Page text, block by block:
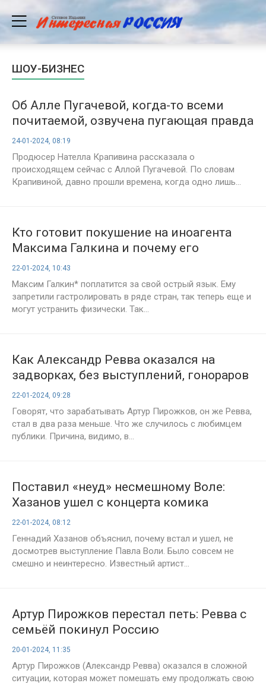
ШОУ-БИЗНЕС
Об Алле Пугачевой, когда-то всеми
почитаемой, озвучена пугающая правда
24-01-2024, 08:19
Продюсер Нателла Крапивина рассказала о
происходящем сейчас с Аллой Пугачевой. По словам
Крапивиной, давно прошли времена, когда одно лишь...
Кто готовит покушение на иноагента
Максима Галкина и почему его
похоронят в Америке
22-01-2024, 10:43
Максим Галкин* поплатится за свой острый язык. Ему
запретили гастролировать в ряде стран, так теперь еще и
могут устранить физически. Так...
Как Александр Ревва оказался на
задворках, без выступлений, гонораров
и миллионной российской аудитории
22-01-2024, 09:28
Говорят, что зарабатывать Артур Пирожков, он же Ревва,
стал в два раза меньше. Что же случилось с любимцем
публики. Причина, видимо, в...
Поставил «неуд» несмешному Воле:
Хазанов ушел с концерта комика
22-01-2024, 08:12
Геннадий Хазанов объяснил, почему встал и ушел, не
досмотрев выступление Павла Воли. Было совсем не
смешно и неинтересно. Известный артист...
Артур Пирожков перестал петь: Ревва с
семьёй покинул Россию
20-01-2024, 11:35
Артур Пирожков (Александр Ревва) оказался в сложной
ситуации, которая может помешать ему продолжать свою